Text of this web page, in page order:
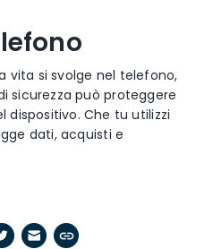
vita si svolge nel telefono,
sicurezza può proteggere
dispositivo. Che tu utilizzi
dati, acquisti e